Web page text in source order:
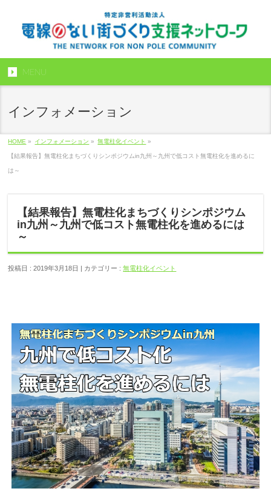
MENU
インフォメーション
HOME » インフォメーション » 無電柱化イベント »
【結果報告】無電柱化まちづくりシンポジウムin九州～九州で低コスト無電柱化を進めるに
は～
【結果報告】無電柱化まちづくりシンポジウム
in九州～九州で低コスト無電柱化を進めるには
～
投稿日 : 2019年3月18日 | カテゴリー :無電柱化イベント